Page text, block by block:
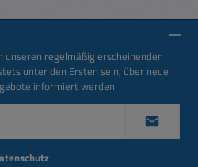
regelmäßig erscheinenden
unter den Ersten sein, über neue
informiert werden.